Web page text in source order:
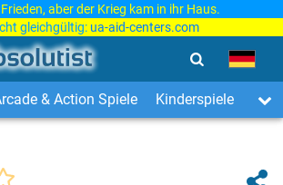
aber der Krieg kam in ihr Haus.
gleichgültig: ua-aid-centers.com
& Action Spiele Kinderspiele 3-